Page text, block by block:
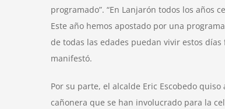
programado”. “En Lanjarón todos los años
Este año hemos apostado por una
de todas las edades puedan vivir estos
manifestó.
Por su parte, el alcalde Eric Escobedo
cañonera que se han involucrado para la